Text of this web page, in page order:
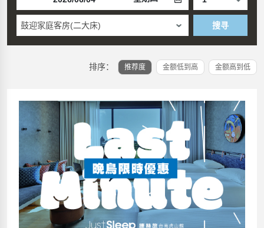
鼓迎家庭客房(二大床) 搜寻
排序： 推荐度 金额低到高 金额高到低